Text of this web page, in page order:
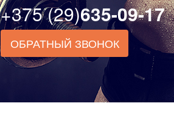
+375 (29)635-09-17
ОБРАТНЫЙ ЗВОНОК